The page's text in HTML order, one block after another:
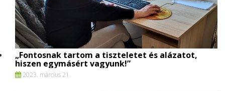
„Fontosnak tartom a tiszteletet és alázatot,
hiszen egymásért vagyunk!”
2023. március 21.